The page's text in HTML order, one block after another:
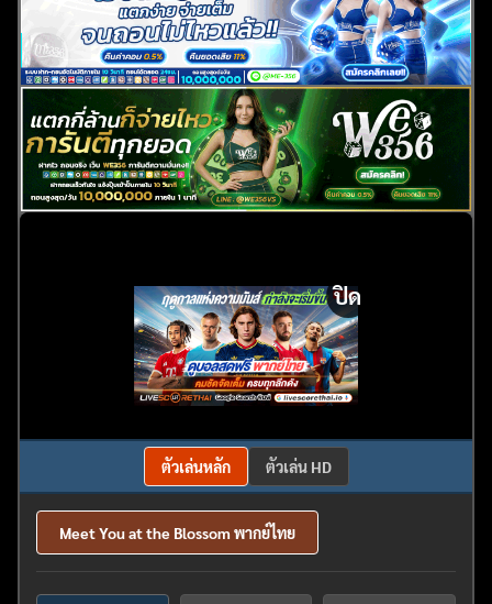
ปิด
ตัวเล่นหลัก ตัวเล่น HD
Meet You at the Blossom พากย์ไทย